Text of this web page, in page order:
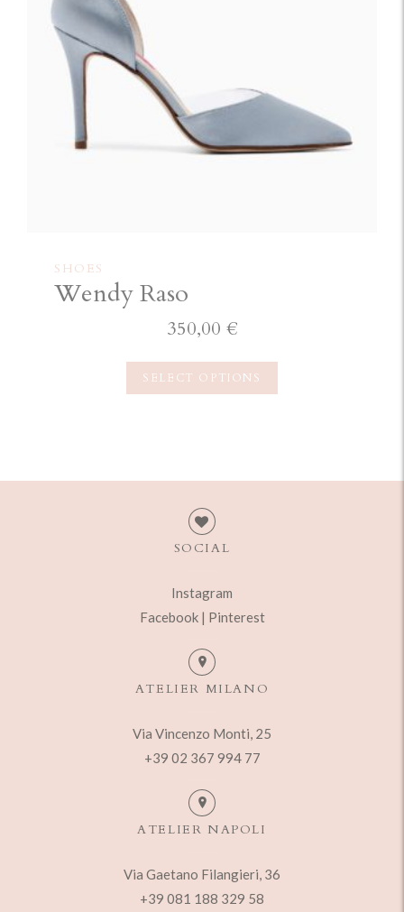
SHOES
Wendy Raso
350,00 €
SELECT OPTIONS
SOCIAL
Instagram
Facebook | Pinterest
ATELIER MILANO
Via Vincenzo Monti, 25
+39 02 367 994 77
ATELIER NAPOLI
Via Gaetano Filangieri, 36
+39 081 188 329 58